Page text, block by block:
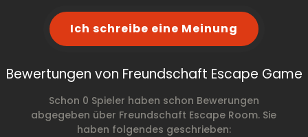
Ich schreibe eine Meinung
Bewertungen von Freundschaft Escape Game
Schon 0 Spieler haben schon Bewerungen
abgegeben über Freundschaft Escape Room. Sie
haben folgendes geschrieben: